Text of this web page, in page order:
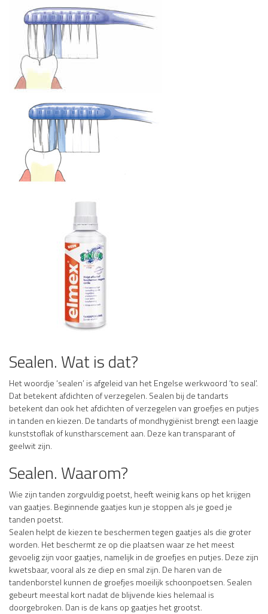
Sealen. Wat is dat?
Het woordje ‘sealen’ is afgeleid van het Engelse werkwoord ‘to seal’.
Dat betekent afdichten of verzegelen. Sealen bij de tandarts
betekent dan ook het afdichten of verzegelen van groefjes en putjes
in tanden en kiezen. De tandarts of mondhygiënist brengt een laagje
kunststoflak of kunstharscement aan. Deze kan transparant of
geelwit zijn.
Sealen. Waarom?
Wie zijn tanden zorgvuldig poetst, heeft weinig kans op het krijgen
van gaatjes. Beginnende gaatjes kun je stoppen als je goed je
tanden poetst.
Sealen helpt de kiezen te beschermen tegen gaatjes als die groter
worden. Het beschermt ze op die plaatsen waar ze het meest
gevoelig zijn voor gaatjes, namelijk in de groefjes en putjes. Deze zijn
kwetsbaar, vooral als ze diep en smal zijn. De haren van de
tandenborstel kunnen de groefjes moeilijk schoonpoetsen. Sealen
gebeurt meestal kort nadat de blijvende kies helemaal is
doorgebroken. Dan is de kans op gaatjes het grootst.